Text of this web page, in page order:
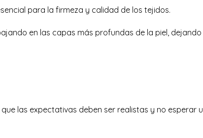
para la firmeza y calidad de los tejidos.
en las capas más profundas de la piel,
las expectativas deben ser realistas y no esperar